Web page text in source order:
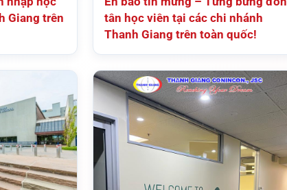
Giang trên
tân học viên tại các chi nhánh
Thanh Giang trên toàn quốc!